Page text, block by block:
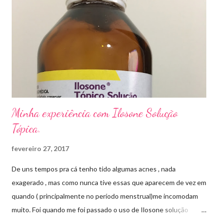
tempo para tratamento pode variar de 06 meses a um ano. Para
quem prefere tratamentos caseiros , pode aplicar óleo de cravo
duas vezes ao dia. Eu já passei por isso, pelo uso de muito
sapato fechado e apertado . E utilizei o Ciclopirox olamina que é
um agente antifúngico sintético para tratamento dermatológico
Minha experiência com Ilosone Solução
Tópica.
fevereiro 27, 2017
De uns tempos pra cá tenho tido algumas acnes , nada
exagerado , mas como nunca tive essas que aparecem de vez em
quando ( principalmente no período menstrual)me incomodam
muito. Foi quando me foi passado o uso de Ilosone solução